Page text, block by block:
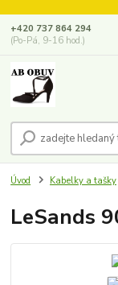
+420 737 864 294
(Po-Pá, 9-16 hod.)
Úvod Kabelky a tašky
LeSands